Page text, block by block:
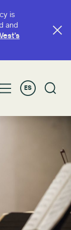
is
and
ES